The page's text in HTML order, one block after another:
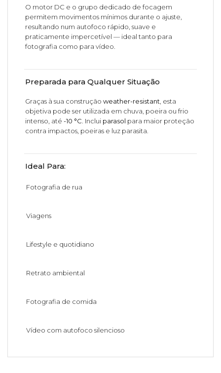
O motor DC e o grupo dedicado de focagem
permitem movimentos mínimos durante o ajuste,
resultando num autofoco rápido, suave e
praticamente impercetível — ideal tanto para
fotografia como para vídeo.
Preparada para Qualquer Situação
Graças à sua construçãoweather-resistant, esta
objetiva pode ser utilizada em chuva, poeira ou frio
intenso, até-10 °C. Inclui parasol para maior proteção
contra impactos, poeiras e luz parasita.
Ideal Para:
Fotografia de rua
Viagens
Lifestyle e quotidiano
Retrato ambiental
Fotografia de comida
Vídeo com autofoco silencioso